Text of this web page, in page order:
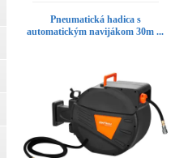
Pneumatická hadica s
automatickým navijákom 30m ...